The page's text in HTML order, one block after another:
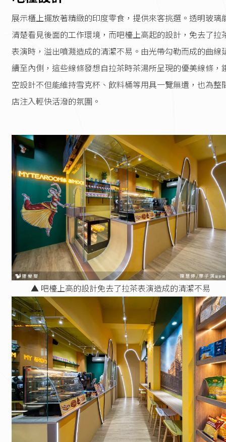
展示櫃上擺放著精緻的印度零食，提供來客挑選。透明玻璃
清楚看見後面的工作環境，而吧檯上高起的設計，免去了拉
表演時，溢出噴濺造成的清潔不易。由光帶勾勒而成的曲線
續至內側，這些線條發想自拉茶時茶湯所呈現的優美線條，
空設計不但能維持雪克杯、飲料桶等用具一覽無遺，也為整
店注入輕快活潑的氛圍。
▲ 吧檯上高的設計免去了拉茶表演造成的清潔不易